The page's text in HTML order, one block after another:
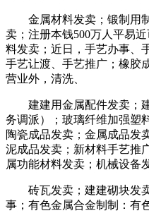
金属材料发卖；锻制用制
卖；注册本钱500万人平易
料发卖；近日，手艺办事、
手艺让渡、手艺推广；橡胶
营业外，清洗、
建建用金属配件发卖；建
务调派）；玻璃纤维加强塑
陶瓷成品发卖；金属成品发
泥成品发卖；新材料手艺推
属功能材料发卖；机械设备
砖瓦发卖；建建砌块发卖
事；有色金属合金制制：有